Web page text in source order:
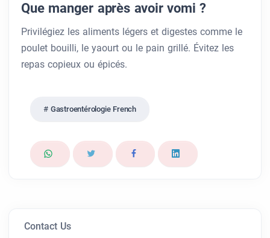
Que manger après avoir vomi ?
Privilégiez les aliments légers et digestes comme le
poulet bouilli, le yaourt ou le pain grillé. Évitez les
repas copieux ou épicés.
Gastroentérologie French
Contact Us